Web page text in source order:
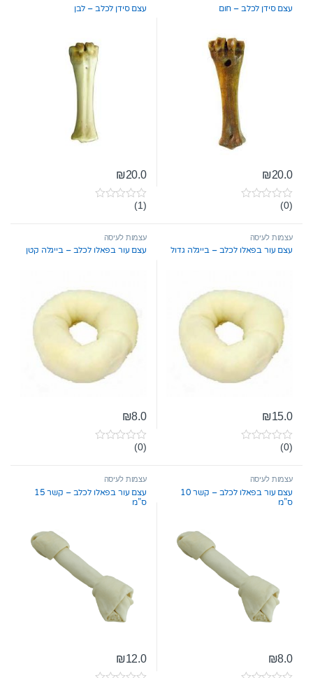
f
f
עצם סידן לכלב – חום
₪20.0
0
t
o
f
(0)
עצם סידן לכלב – לבן
₪20.0
0
t
o
f
(1)
עצמות לעיסה
עצם עור בפאלו לכלב – בייגלה גדול
₪15.0
0
t
o
f
5
(0)
עצמות לעיסה
עצם עור בפאלו לכלב – בייגלה קטן
₪8.0
0
t
o
f
5
(0)
עצמות לעיסה
עצם עור בפאלו לכלב – קשר 10
ס”מ
₪8.0
עצמות לעיסה
עצם עור בפאלו לכלב – קשר 15
ס”מ
₪12.0